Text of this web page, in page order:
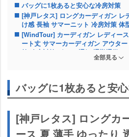
バッグに1枚あると安心な冷房対策
[神戸レタス] ロングカーディガン レ
け感 長袖 サマーニット 冷房対策 体
[WindTour] カーディガン レディー
ート丈 サマーカーディガン アウタ
策 冷房対策 ボレロ 通気 通勤通学
[Harewith] スカーフ ストール 【 春
[R10righten] シアーブルゾン レディ
長袖 UVカット 前開き フード付き
ー お出掛け
バッグに1枚あるだけで意外と助かる
全部見る
バッグに1枚あると安
[神戸レタス] ロングカ